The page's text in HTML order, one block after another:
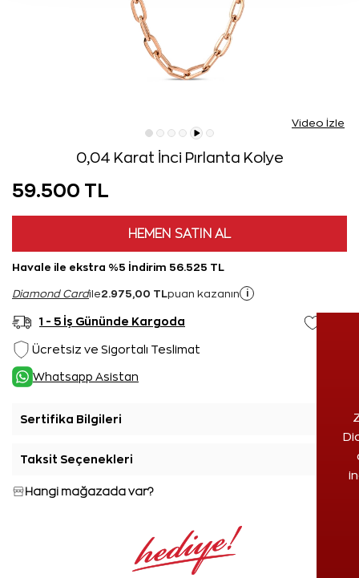
Video İzle
0,04 Karat İnci Pırlanta Kolye
59.500 TL
HEMEN SATIN AL
Havale ile ekstra %5 İndirim 56.525 TL
Diamond Cardile2.975,00 TL puan kazanın i
1 - 5 İş Gününde Kargoda
Ücretsiz ve Sigortalı Teslimat
Whatsapp Asistan
Sertifika Bilgileri
Taksit Seçenekleri
Hangi mağazada var?